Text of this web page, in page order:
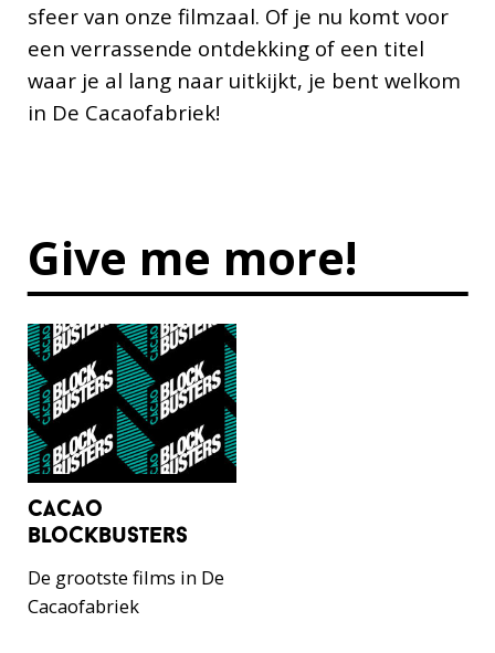
sfeer van onze filmzaal. Of je nu komt voor
een verrassende ontdekking of een titel
waar je al lang naar uitkijkt, je bent welkom
in De Cacaofabriek!
Give me more!
cacao
blockbusters
De grootste films in De
Cacaofabriek